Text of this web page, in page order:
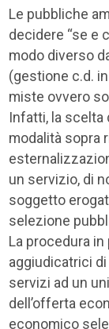
Le pubbliche
decidere “se e
modo diverso
(gestione c.d.
miste ovvero
Infatti, la scelta
modalità sopra
un servizio, di
soggetto
selezione
La procedura
aggiudicatrici
servizi ad un
dell’offerta
economico